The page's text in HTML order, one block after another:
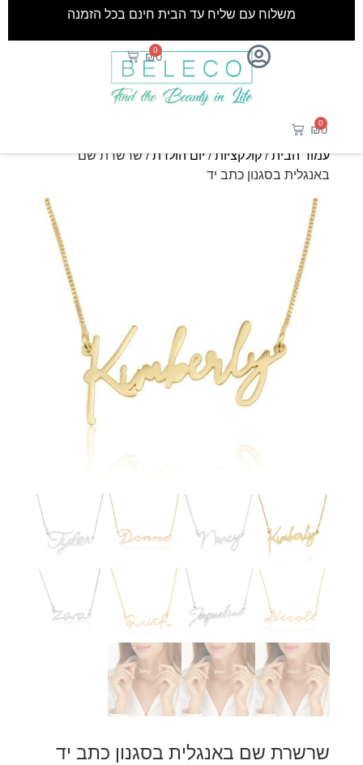
₪0
0
משלוח עם שליח עד הבית חינם בכל הזמנה
₪0
0
עמוד הבית/קולקציות/יום הולדת/ שרשרת שם
באנגלית בסגנון כתב יד
שרשרת שם באנגלית בסגנון כתב יד